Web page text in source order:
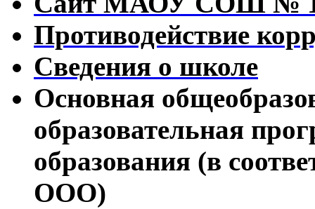
Противодействие
Сведения о школе
Основная
образовательная
образования (в
ООО)